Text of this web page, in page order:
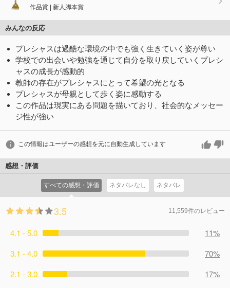
作品賞 新人脚本賞
みんなの反応
プレシャスは過酷な環境の中でも強く生きていく姿が尊い
学校での出会いや勉強を通じて自分を取り戻していくプレシ
ャスの成長が感動的
教師の存在がプレシャスにとって希望の光となる
プレシャスが母親として歩く姿に感動する
この作品は現実にある問題を描いており、社会的なメッセー
ジ性が強い
この情報はユーザーの感想を元に自動生成しています
感想・評価
すべての感想・評価 ネタバレなし ネタバレ
3.5 11,559件のレビュー
4.1 - 5.0
11%
3.1 - 4.0
70%
2.1 - 3.0
17%